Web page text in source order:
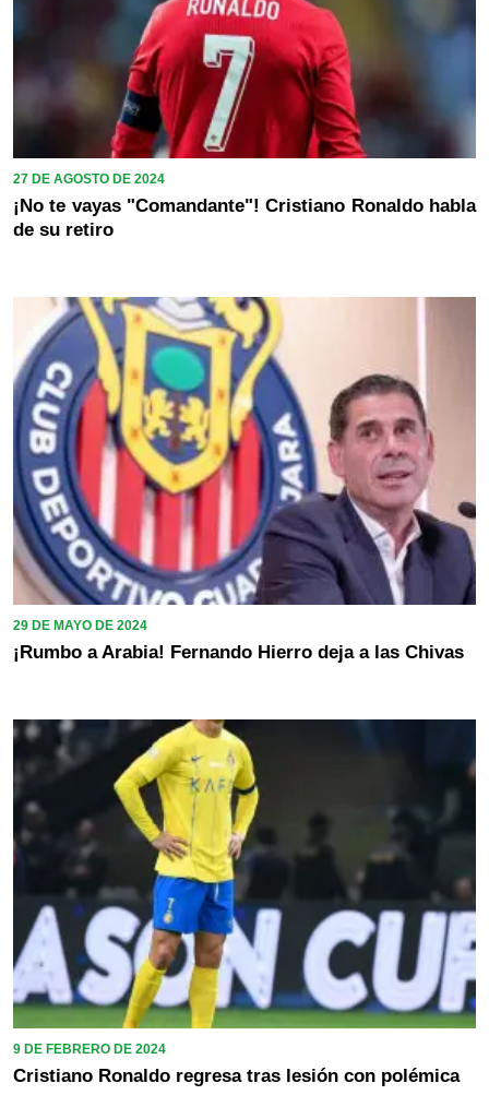
27 DE AGOSTO DE 2024
¡No te vayas "Comandante"! Cristiano Ronaldo habla
de su retiro
29 DE MAYO DE 2024
¡Rumbo a Arabia! Fernando Hierro deja a las Chivas
9 DE FEBRERO DE 2024
Cristiano Ronaldo regresa tras lesión con polémica